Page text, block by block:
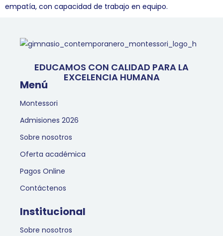
empatía, con capacidad de trabajo en equipo.
EDUCAMOS CON CALIDAD PARA LA
EXCELENCIA HUMANA
Menú
Montessori
Admisiones 2026
Sobre nosotros
Oferta académica
Pagos Online
Contáctenos
Institucional
Sobre nosotros